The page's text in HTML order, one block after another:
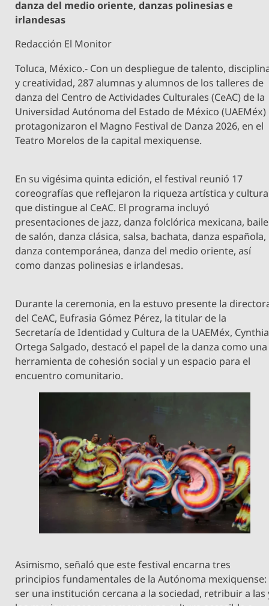
danza del medio oriente, danzas polinesias e
irlandesas
Redacción El Monitor
Toluca, México.- Con un despliegue de talento,
y creatividad, 287 alumnas y alumnos de los talleres de
danza del Centro de Actividades Culturales (CeAC) de la
Universidad Autónoma del Estado de México (UAEMéx)
protagonizaron el Magno Festival de Danza 2026, en el
Teatro Morelos de la capital mexiquense.
En su vigésima quinta edición, el festival reunió 17
coreografías que reflejaron la riqueza artística y
que distingue al CeAC. El programa incluyó
presentaciones de jazz, danza folclórica mexicana, baile
de salón, danza clásica, salsa, bachata, danza española,
danza contemporánea, danza del medio oriente, así
como danzas polinesias e irlandesas.
Durante la ceremonia, en la estuvo presente la
del CeAC, Eufrasia Gómez Pérez, la titular de la
Secretaría de Identidad y Cultura de la UAEMéx, Cynthia
Ortega Salgado, destacó el papel de la danza como una
herramienta de cohesión social y un espacio para el
encuentro comunitario.
Asimismo, señaló que este festival encarna tres
principios fundamentales de la Autónoma mexiquense:
ser una institución cercana a la sociedad, retribuir a las